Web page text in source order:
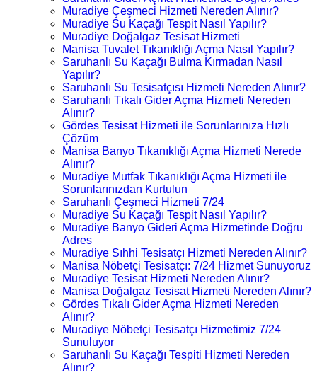
Muradiye Çeşmeci Hizmeti Nereden Alınır?
Muradiye Su Kaçağı Tespit Nasıl Yapılır?
Muradiye Doğalgaz Tesisat Hizmeti
Manisa Tuvalet Tıkanıklığı Açma Nasıl Yapılır?
Saruhanlı Su Kaçağı Bulma Kırmadan Nasıl
Yapılır?
Saruhanlı Su Tesisatçısı Hizmeti Nereden Alınır?
Saruhanlı Tıkalı Gider Açma Hizmeti Nereden
Alınır?
Gördes Tesisat Hizmeti ile Sorunlarınıza Hızlı
Çözüm
Manisa Banyo Tıkanıklığı Açma Hizmeti Nerede
Alınır?
Muradiye Mutfak Tıkanıklığı Açma Hizmeti ile
Sorunlarınızdan Kurtulun
Saruhanlı Çeşmeci Hizmeti 7/24
Muradiye Su Kaçağı Tespit Nasıl Yapılır?
Muradiye Banyo Gideri Açma Hizmetinde Doğru
Adres
Muradiye Sıhhi Tesisatçı Hizmeti Nereden Alınır?
Manisa Nöbetçi Tesisatçı: 7/24 Hizmet Sunuyoruz
Muradiye Tesisat Hizmeti Nereden Alınır?
Manisa Doğalgaz Tesisat Hizmeti Nereden Alınır?
Gördes Tıkalı Gider Açma Hizmeti Nereden
Alınır?
Muradiye Nöbetçi Tesisatçı Hizmetimiz 7/24
Sunuluyor
Saruhanlı Su Kaçağı Tespiti Hizmeti Nereden
Alınır?